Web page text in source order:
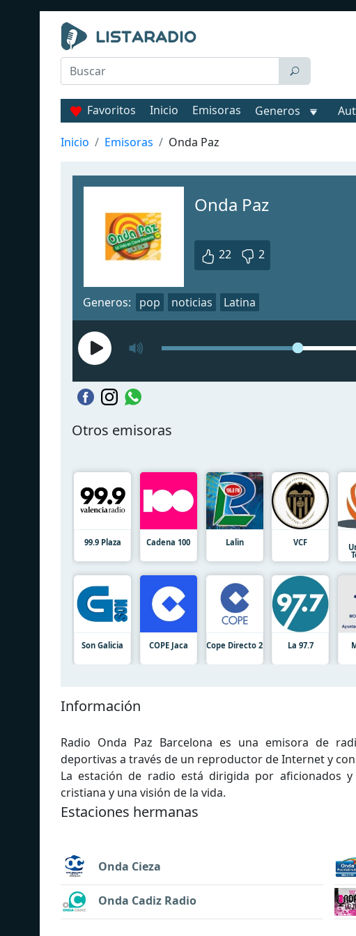
Favoritos Inicio Emisoras Generos
Inicio Emisoras Onda Paz
Onda Paz
22 2
Generos: pop noticias Latina
Otros emisoras
99.9 Plaza Cadena 100 Lalin VCF
Son Galicia COPE Jaca Cope Directo 2 La 97.7
Información
Radio Onda Paz Barcelona es una emisora de
deportivas a través de un reproductor de Internet y
La estación de radio está dirigida por aficionados
cristiana y una visión de la vida.
Estaciones hermanas
Onda Cieza
Onda Cadiz Radio